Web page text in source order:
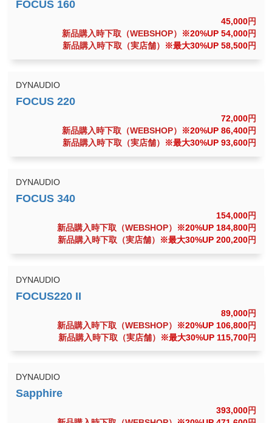
45,000円
新品購入時下取（WEBSHOP）
※20%UP 54,000円
新品購入時下取（実店舗）
※最大30%UP 58,500円
DYNAUDIO
72,000円
新品購入時下取（WEBSHOP）
※20%UP 86,400円
新品購入時下取（実店舗）
※最大30%UP 93,600円
DYNAUDIO
154,000円
新品購入時下取（WEBSHOP）
※20%UP 184,800円
新品購入時下取（実店舗）
※最大30%UP 200,200円
DYNAUDIO
89,000円
新品購入時下取（WEBSHOP）
※20%UP 106,800円
新品購入時下取（実店舗）
※最大30%UP 115,700円
DYNAUDIO
393,000円